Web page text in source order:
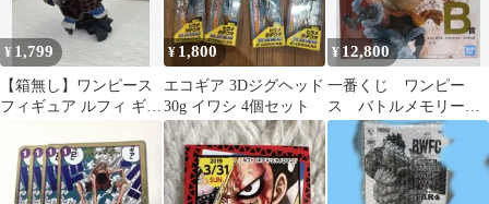
¥ 1,799
【箱無し】ワンピース
フィギュア ルフィ ギア
¥ 1,800
エコギア 3Dジグヘッド
30g イワシ 4個セット
¥ 12,800
一番くじ ワンピー
ス バトルメモリー
ズ B賞 ルフィ ギ
ア4-バウンドマン